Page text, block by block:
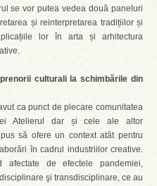
se vor putea vedea două paneluri
și reinterpretarea tradițiilor și
lor în arta și arhitectura
culturali la schimbările din
ca punct de plecare comunitatea
Atelierul dar și cele ale altor
să ofere un context atât pentru
în cadrul industriilor creative.
de efectele pandemiei,
şi transdisciplinare, ce au